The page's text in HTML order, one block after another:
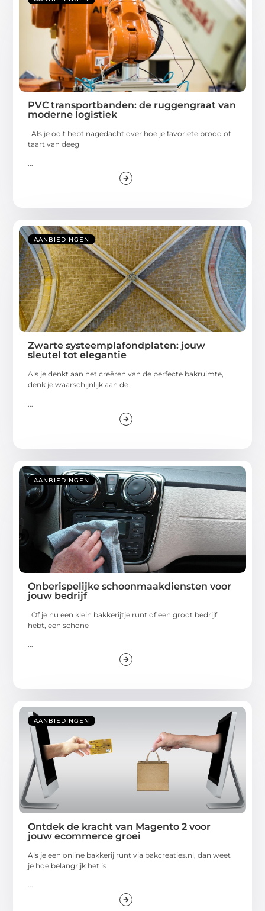
PVC transportbanden: de ruggengraat van
moderne logistiek
Als je ooit hebt nagedacht over hoe je favoriete brood of
taart van deeg
...
AANBIEDINGEN
Zwarte systeemplafondplaten: jouw
sleutel tot elegantie
Als je denkt aan het creëren van de perfecte bakruimte,
denk je waarschijnlijk aan de
AANBIEDINGEN
Onberispelijke schoonmaakdiensten voor
jouw bedrijf
Of je nu een klein bakkerijtje runt of een groot bedrijf
hebt, een schone
AANBIEDINGEN
Ontdek de kracht van Magento 2 voor
jouw ecommerce groei
Als je een online bakkerij runt via bakcreaties.nl, dan weet
je hoe belangrijk het is
...